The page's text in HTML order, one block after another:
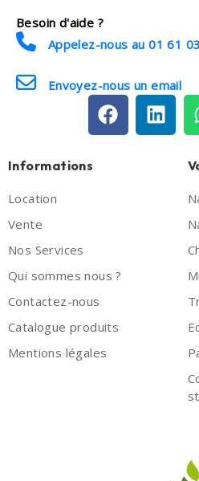
Besoin d'aide ?
Appelez-nous au 01 61
Envoyez-nous un email
Informations
Location
Vente
Nos Services
Qui sommes nous ?
Contactez-nous
Catalogue produits
Mentions légales